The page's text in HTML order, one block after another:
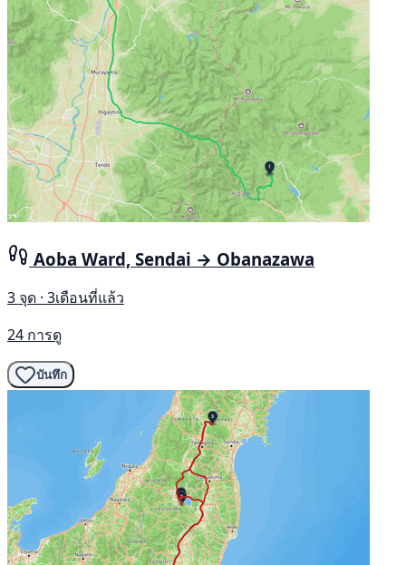
Aoba Ward, Sendai → Obanazawa
3 จุด · 3เดือนที่แล้ว
24 การดู
บันทึก